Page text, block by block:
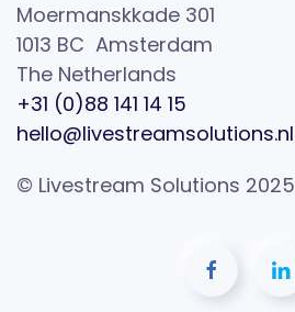
Moermanskkade 301
1013 BC Amsterdam
The Netherlands
+31 (0)88 141 14 15
hello@livestreamsolutions.nl
© Livestream Solutions 2025